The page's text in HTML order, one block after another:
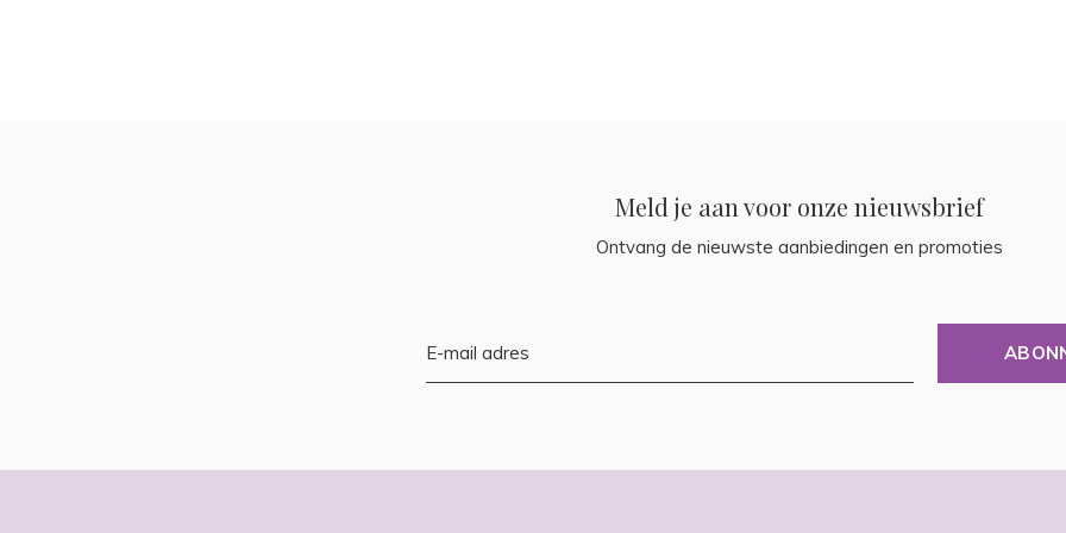
Meld je aan voor onze nieuwsbrief
Ontvang de nieuwste aanbiedingen en promoties